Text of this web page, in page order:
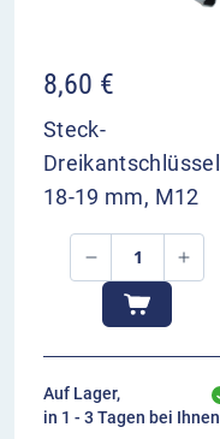
8,60 €
Steck-
Dreikantschlüssel
18-19 mm, M12
Auf Lager,
in 1 - 3 Tagen bei Ihnen